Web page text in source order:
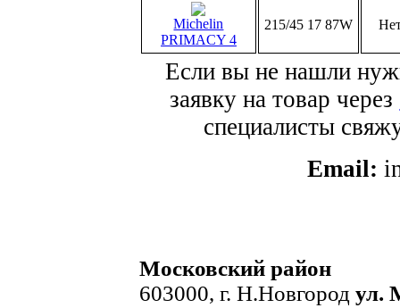
Michelin
PRIMACY 4
215/45 17 87W
Если вы не нашли
заявку на товар через
специалисты
Email:
Московский район
603000, г. Н.Новгород ул.